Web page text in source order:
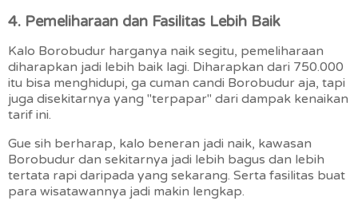
4. Pemeliharaan dan Fasilitas Lebih Baik
Kalo Borobudur harganya naik segitu, pemeliharaan
diharapkan jadi lebih baik lagi. Diharapkan dari 750.000
itu bisa menghidupi, ga cuman candi Borobudur aja, tapi
juga disekitarnya yang "terpapar" dari dampak kenaikan
tarif ini.
Gue sih berharap, kalo beneran jadi naik, kawasan
Borobudur dan sekitarnya jadi lebih bagus dan lebih
tertata rapi daripada yang sekarang. Serta fasilitas buat
para wisatawannya jadi makin lengkap.